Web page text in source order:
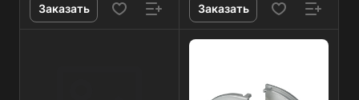
Заказать Заказать